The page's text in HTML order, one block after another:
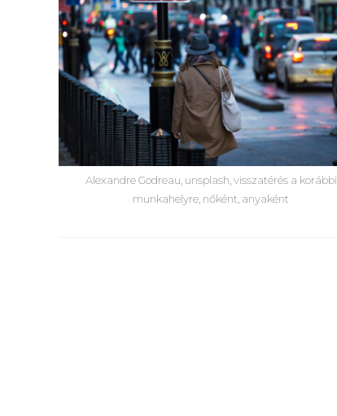
Alexandre Godreau, unsplash, visszatérés a korábbi
munkahelyre, nőként, anyaként